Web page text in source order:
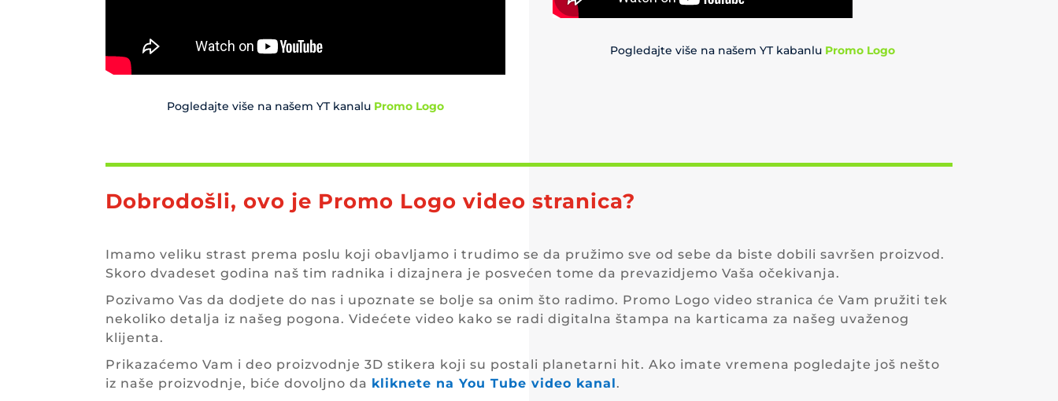
Pogledajte više na našem YT kanalu Promo Logo
Pogledajte više na našem YT kabanlu Promo Logo
Dobrodošli, ovo je Promo Logo video stranica?
Imamo veliku strast prema poslu koji obavljamo i trudimo se da pružimo sve od sebe da biste dobili savršen proizvod.
Skoro dvadeset godina naš tim radnika i dizajnera je posvećen tome da prevazidjemo Vaša očekivanja.
Pozivamo Vas da dodjete do nas i upoznate se bolje sa onim što radimo. Promo Logo video stranica će Vam pružiti tek
nekoliko detalja iz našeg pogona. Videćete video kako se radi digitalna štampa na karticama za našeg uvaženog
klijenta.
Prikazaćemo Vam i deo proizvodnje 3D stikera koji su postali planetarni hit. Ako imate vremena pogledajte još nešto
iz naše proizvodnje, biće dovoljno da kliknete na You Tube video kanal.